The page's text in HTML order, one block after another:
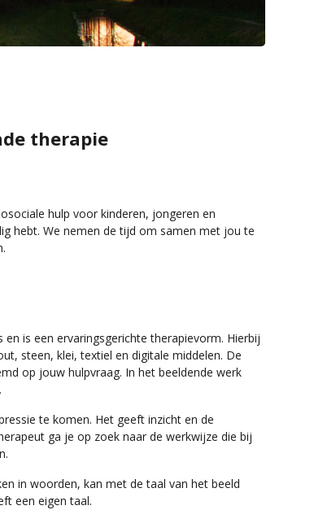
therapie
hulp voor kinderen, jongeren en
hebt. We nemen de tijd om samen met jou te
is een ervaringsgerichte therapievorm. Hierbij
steen, klei, textiel en digitale middelen. De
op jouw hulpvraag. In het beeldende werk
te komen. Het geeft inzicht en de
ga je op zoek naar de werkwijze die bij
in woorden, kan met de taal van het beeld
een eigen taal.